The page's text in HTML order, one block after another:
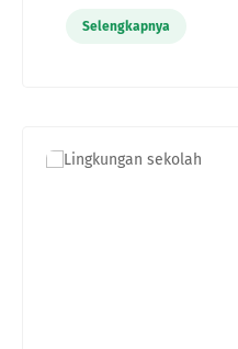
Selengkapnya